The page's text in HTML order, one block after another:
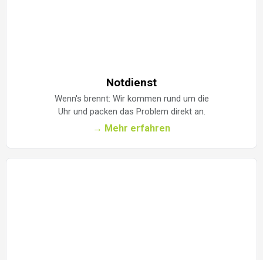
Notdienst
Wenn's brennt: Wir kommen rund um die
Uhr und packen das Problem direkt an.
→ Mehr erfahren